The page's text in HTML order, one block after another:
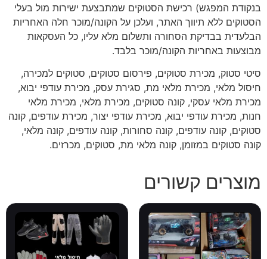
בנקודת המפגש) רכישת הסטוקים שמתבצעת ישירות מול בעלי
הסטוקים ללא תיווך האתר, ועלכן על הקונה/מוכר חלה האחריות
הבלעדית בבדיקת הסחורה ותשלום מלא עליו, כל העסקאות
מבוצעות באחריות הקונה/מוכר בלבד.
סיטי סטוק, מכירת סטוקים, פירסום סטוקים, סטוקים למכירה,
חיסול מלאי, מכירת מלאי מת, סגירת עסק, מכירת עודפי יבוא,
מכירת מלאי עסקי, קונה סטוקים, מכירת מלאי, מכירת מלאי
חנות, מכירת עודפי יבוא, מכירת עודפי יצור, מכירת עודפים, קונה
סטוקים, קונה עודפים, קונה סחורות, קונה עודפים, קונה מלאי,
קונה סטוקים במזומן, קונה מלאי מת, סטוקים, מכרזים.
מוצרים קשורים